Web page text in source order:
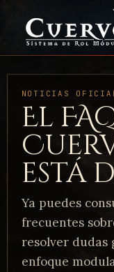
NOTICIAS
El
está
Ya puedes
frecuentes
resolver dudas
enfoque